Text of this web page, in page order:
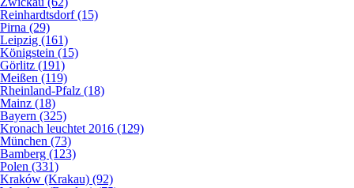
Reinhardtsdorf (15)
Pirna (29)
Leipzig (161)
Königstein (15)
Görlitz (191)
Meißen (119)
Rheinland-Pfalz (18)
Mainz (18)
Bayern (325)
Kronach leuchtet 2016 (129)
München (73)
Bamberg (123)
Polen (331)
Kraków (Krakau) (92)